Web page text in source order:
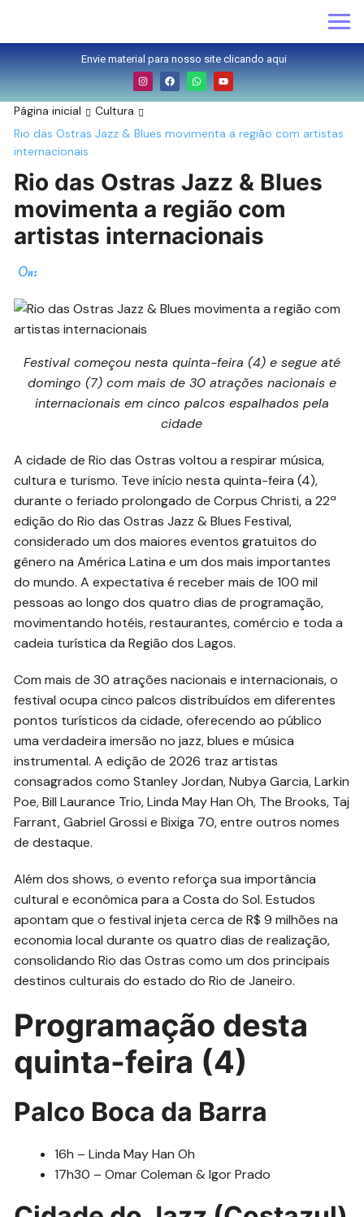
Envie material para nosso site clicando aqui
Página inicial
Cultura
Rio das Ostras Jazz & Blues movimenta a região com artistas
internacionais
Rio das Ostras Jazz & Blues
movimenta a região com
artistas internacionais
On:
Festival começou nesta quinta-feira (4) e segue até
domingo (7) com mais de 30 atrações nacionais e
internacionais em cinco palcos espalhados pela
cidade
A cidade de Rio das Ostras voltou a respirar música,
cultura e turismo. Teve início nesta quinta-feira (4),
durante o feriado prolongado de Corpus Christi, a 22ª
edição do Rio das Ostras Jazz & Blues Festival,
considerado um dos maiores eventos gratuitos do
gênero na América Latina e um dos mais importantes
do mundo. A expectativa é receber mais de 100 mil
pessoas ao longo dos quatro dias de programação,
movimentando hotéis, restaurantes, comércio e toda a
cadeia turística da Região dos Lagos.
Com mais de 30 atrações nacionais e internacionais, o
festival ocupa cinco palcos distribuídos em diferentes
pontos turísticos da cidade, oferecendo ao público
uma verdadeira imersão no jazz, blues e música
instrumental. A edição de 2026 traz artistas
consagrados como Stanley Jordan, Nubya Garcia, Larkin
Poe, Bill Laurance Trio, Linda May Han Oh, The Brooks, Taj
Farrant, Gabriel Grossi e Bixiga 70, entre outros nomes
de destaque.
Além dos shows, o evento reforça sua importância
cultural e econômica para a Costa do Sol. Estudos
apontam que o festival injeta cerca de R$ 9 milhões na
economia local durante os quatro dias de realização,
consolidando Rio das Ostras como um dos principais
destinos culturais do estado do Rio de Janeiro.
Programação desta
quinta-feira (4)
Palco Boca da Barra
16h – Linda May Han Oh
17h30 – Omar Coleman & Igor Prado